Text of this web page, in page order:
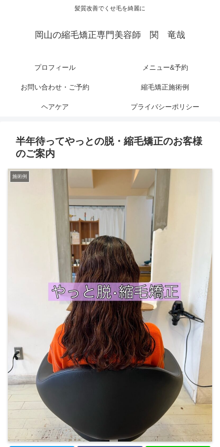
髪質改善でくせ毛を綺麗に
岡山の縮毛矯正専門美容師 関 竜哉
プロフィール メニュー&予約
お問い合わせ・ご予約 縮毛矯正施術例
ヘアケア プライバシーポリシー
半年待ってやっとの脱・縮毛矯正のお客様
のご案内
施術例